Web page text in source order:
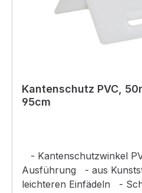
Kantenschutz PVC,
95cm
- Kantenschutzwinkel
Ausführung - aus
leichteren Einfädeln -